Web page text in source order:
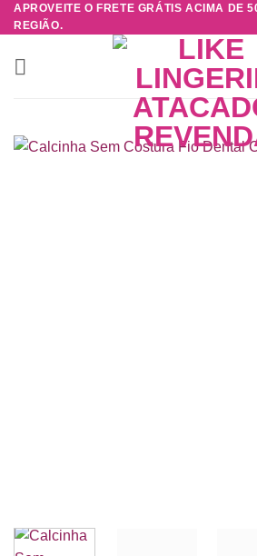
Skip
to
content
APROVEITE O FRETE GRÁTIS ACIMA DE
REGIÃO.